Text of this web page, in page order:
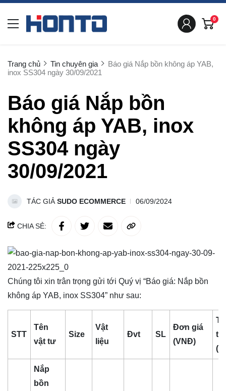
0
Trang chủ Tin chuyên gia
Báo giá Nắp bồn không áp YAB,
inox SS304 ngày 30/09/2021
Báo giá Nắp bồn
không áp YAB, inox
SS304 ngày
30/09/2021
TÁC GIẢ SUDO ECOMMERCE 06/09/2024
CHIA SẺ:
Chúng tôi xin trân trọng gửi tới Quý vị “Báo giá: Nắp bồn
không áp YAB, inox SS304” như sau:
STT
Tên
vật tư
Size
Vật
liệu
Đvt SL
Đơn giá
(VNĐ)
Nắp
bồn